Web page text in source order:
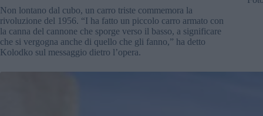
Non lontano dal cubo, un carro triste commemora la
rivoluzione del 1956. “I ha fatto un piccolo carro armato con
la canna del cannone che sporge verso il basso, a significare
che si vergogna anche di quello che gli fanno,” ha detto
Kolodko sul messaggio dietro l’opera.